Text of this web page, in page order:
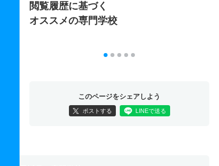
閲覧履歴に基づく
オススメの専門学校
このページをシェアしよう
ポストする LINEで送る